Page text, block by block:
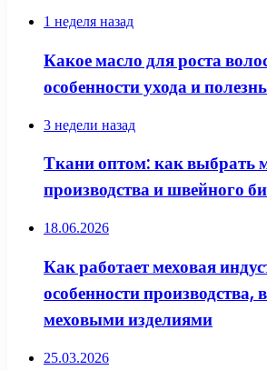
1 неделя назад
Какое масло для роста
особенности ухода и
3 недели назад
Ткани оптом: как выбрать
производства и швейного
18.06.2026
Как работает меховая
особенности производства,
меховыми изделиями
25.03.2026